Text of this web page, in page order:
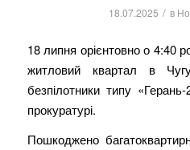
18.07.2025 / в
18 липня орієнтовно о 4:40
житловий квартал в
безпілотники типу
прокуратурі.
Пошкоджено